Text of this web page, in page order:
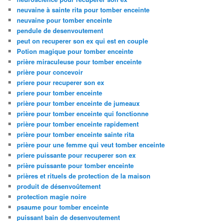
neuvaine à sainte rita pour tomber enceinte
neuvaine pour tomber enceinte
pendule de desenvoutement
peut on recuperer son ex qui est en couple
Potion magique pour tomber enceinte
prière miraculeuse pour tomber enceinte
prière pour concevoir
priere pour recuperer son ex
priere pour tomber enceinte
prière pour tomber enceinte de jumeaux
prière pour tomber enceinte qui fonctionne
prière pour tomber enceinte rapidement
prière pour tomber enceinte sainte rita
prière pour une femme qui veut tomber enceinte
priere puissante pour recuperer son ex
prière puissante pour tomber enceinte
prières et rituels de protection de la maison
produit de désenvoûtement
protection magie noire
psaume pour tomber enceinte
puissant bain de desenvoutement